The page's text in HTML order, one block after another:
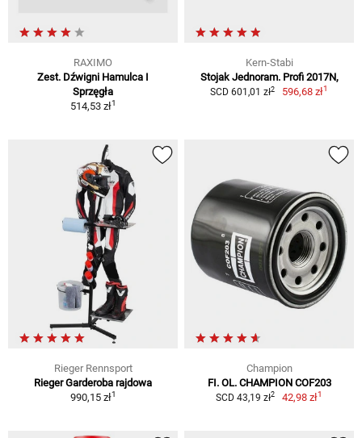
RAXIMO
Zest. Dźwigni Hamulca I
Sprzęgła
514,53 zł1
Kern-Stabi
Stojak Jednoram. Profi 2017N,
SCD 601,01 zł2 596,68 zł1
Rieger Rennsport
Rieger Garderoba rajdowa
990,15 zł1
Champion
FI. OL. CHAMPION COF203
SCD 43,19 zł2 42,98 zł1